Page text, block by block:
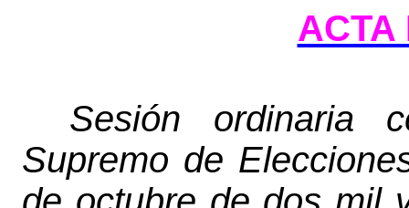
ACTA
Sesión ordinaria
Supremo de